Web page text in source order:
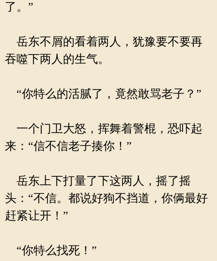
了。”
岳东不屑的看着两人，犹豫要不要再
吞噬下两人的生气。
“你特么的活腻了，竟然敢骂老子？”
一个门卫大怒，挥舞着警棍，恐吓起
来：“信不信老子揍你！”
岳东上下打量了下这两人，摇了摇
头：“不信。都说好狗不挡道，你俩最好
赶紧让开！”
“你特么找死！”